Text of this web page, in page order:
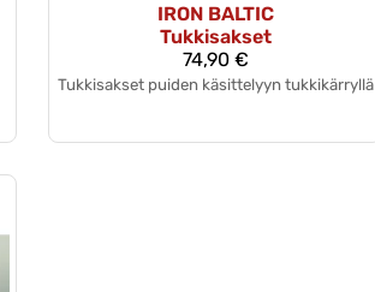
IRON BALTIC
Tukkisakset
74,90 €
Tukkisakset puiden käsittelyyn tukkikärryllä